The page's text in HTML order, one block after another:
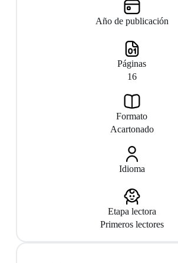
Año de publicación
Páginas
16
Formato
Acartonado
Idioma
Etapa lectora
Primeros lectores